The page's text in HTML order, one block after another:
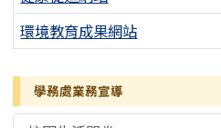
環境教育成果網站
學務處業務宣導